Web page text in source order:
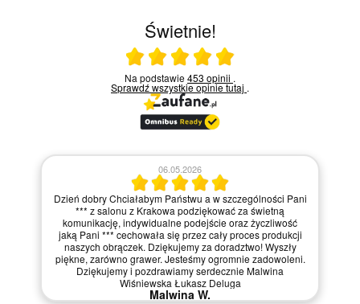
Świetnie!
Ocena średnia 5 na 5
Na podstawie453 opinii .
Sprawdź wszystkie opinietutaj .
06.05.2026
Dzień dobry Chciałabym Państwu a w szczególności Pani
*** z salonu z Krakowa podziękować za świetną
komunikację, indywidualne podejście oraz życzliwość
jaką Pani *** cechowała się przez cały proces produkcji
naszych obrączek. Dziękujemy za doradztwo! Wyszły
piękne, zarówno grawer. Jesteśmy ogromnie zadowoleni.
Dziękujemy i pozdrawiamy serdecznie Malwina
Wiśniewska Łukasz Deluga
Malwina W.